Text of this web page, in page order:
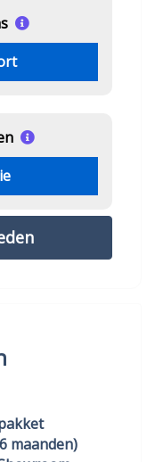
maanden)